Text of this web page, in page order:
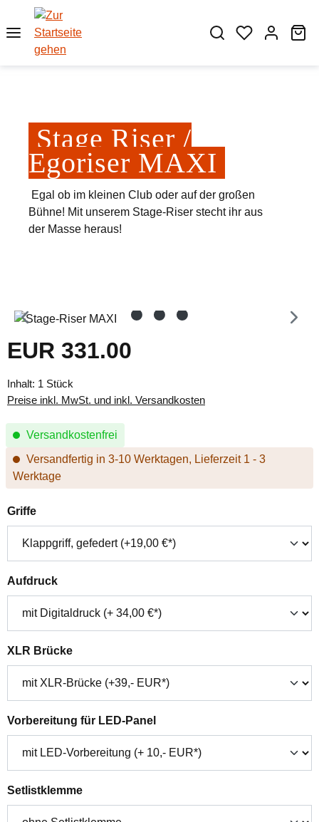
Zum Hauptinhalt springen
Stage Riser /
Egoriser MAXI
Egal ob im kleinen Club oder auf der großen
Bühne! Mit unserem Stage-Riser stecht ihr aus
der Masse heraus!
Bildergalerie überspringen
Regulärer Preis:
EUR 331.00
Inhalt: 1 Stück
Preise inkl. MwSt. und inkl. Versandkosten
Versandkostenfrei
Versandfertig in 3-10 Werktagen, Lieferzeit 1 - 3
Werktage
Griffeauswählen
Aufdruckauswählen
XLR Brückeauswählen
Vorbereitung für LED-Panelauswählen
Setlistklemmeauswählen